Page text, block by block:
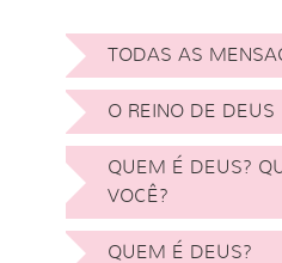
TODAS AS
O REINO DE DEUS
QUEM É DEUS?
VOCÊ?
QUEM É DEUS?